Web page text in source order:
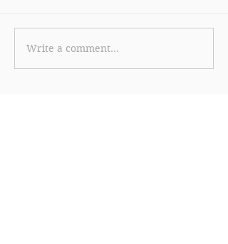
《Speedo 優惠》- 購買3
件指定正價和折扣商品可
Write a comment...